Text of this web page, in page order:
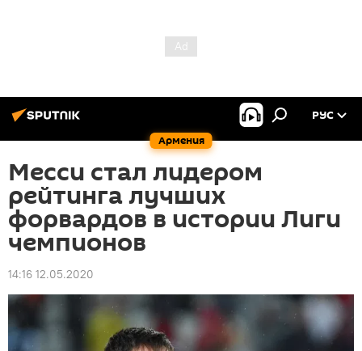
Армения
РУС
Месси стал лидером
рейтинга лучших
форвардов в истории Лиги
чемпионов
14:16 12.05.2020